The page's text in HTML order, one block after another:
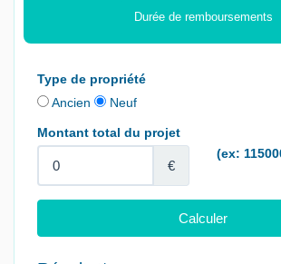
Durée de remboursements